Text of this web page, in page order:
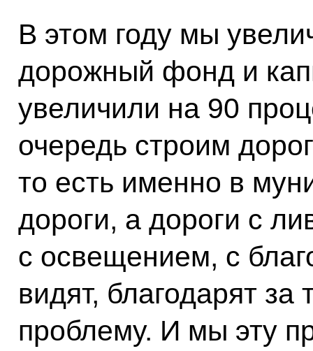
В этом году мы
дорожный фонд и
увеличили на 90
очередь строим
то есть именно в
дороги, а дороги с
с освещением, с
видят, благодарят за
проблему. И мы эту